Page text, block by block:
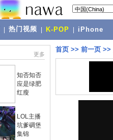
热门视频 K-POP iPhone
更多
知否知否
应是绿肥
红瘦
LOL主播
坑爹碉堡
集锦
首页 >> 前一页 >>